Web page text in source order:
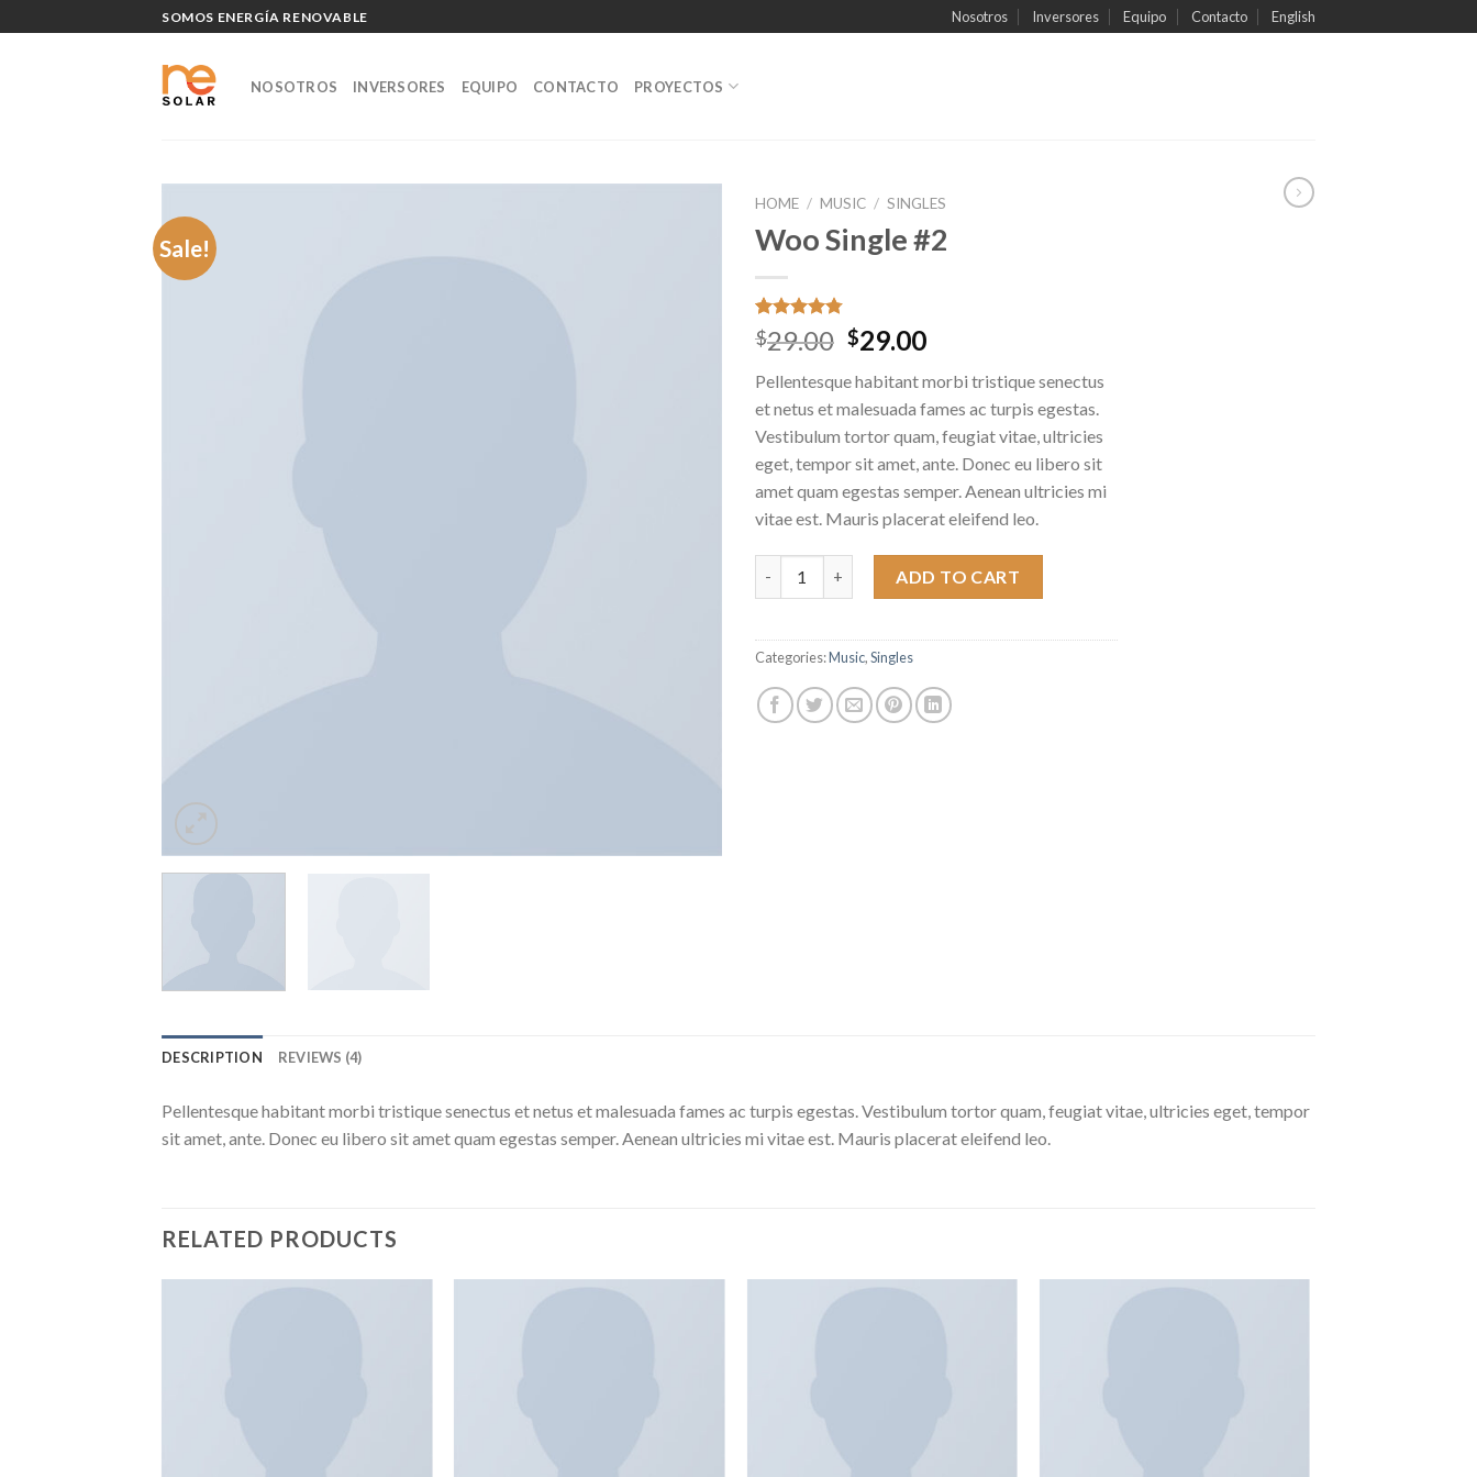
to
SOMOS ENERGÍA RENOVABLE Nosotros Inversores Equipo Contacto English
NOSOTROS INVERSORES EQUIPO CONTACTO PROYECTOS
Sale!
HOME / MUSIC / SINGLES
Woo Single #2
Rated 4.75
out of 5
4
customer
ratings
$29.00 $29.00
Pellentesque habitant morbi tristique senectus
et netus et malesuada fames ac turpis egestas.
Vestibulum tortor quam, feugiat vitae, ultricies
eget, tempor sit amet, ante. Donec eu libero sit
amet quam egestas semper. Aenean ultricies mi
vitae est. Mauris placerat eleifend leo.
ADD TO CART
Categories:Music,Singles
DESCRIPTION REVIEWS (4)
Pellentesque habitant morbi tristique senectus et netus et malesuada fames ac turpis egestas. Vestibulum tortor quam, feugiat vitae, ultricies eget, tempor
sit amet, ante. Donec eu libero sit amet quam egestas semper. Aenean ultricies mi vitae est. Mauris placerat eleifend leo.
RELATED PRODUCTS